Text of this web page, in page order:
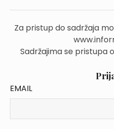
Za pristup do sadržaja
Sadržajima se pristupa
EMAIL